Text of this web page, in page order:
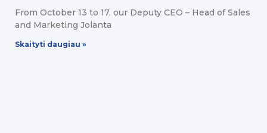
From October 13 to 17, our Deputy CEO – Head of Sales
and Marketing Jolanta
Skaityti daugiau »